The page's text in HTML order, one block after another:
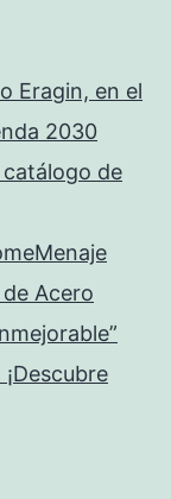
Eragin, en el
2030
catálogo de
de Acero